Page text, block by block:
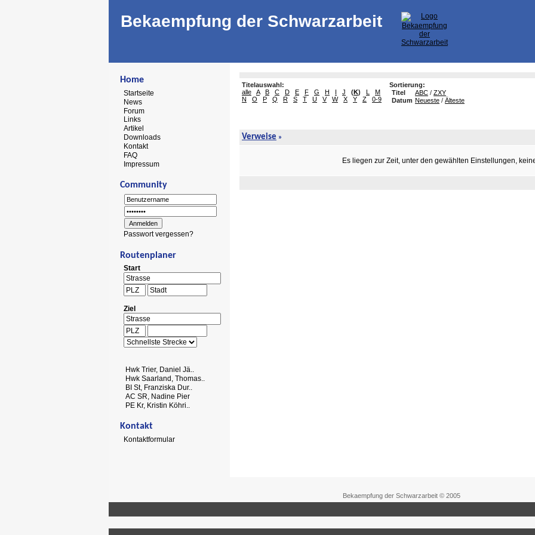
Bekaempfung der Schwarzarbeit
Home
Startseite
News
Forum
Links
Artikel
Downloads
Kontakt
FAQ
Impressum
Community
Passwort vergessen?
Routenplaner
Start
Ziel
Hwk Trier, Daniel Jä..
Hwk Saarland, Thomas..
BI St, Franziska Dur..
AC SR, Nadine Pier
PE Kr, Kristin Köhri..
Kontakt
Kontaktformular
Titelauswahl:
alle
A B C D E F G H I J (K) L
M
N
O P Q R S T U V W X Y Z 0-9
Sortierung:
Titel
ABC / ZXY
Datum Neueste / Älteste
Verweise »
Es liegen zur Zeit, unter den gewählten Einstellungen,
Bekaempfung der Schwarzarbeit © 2005